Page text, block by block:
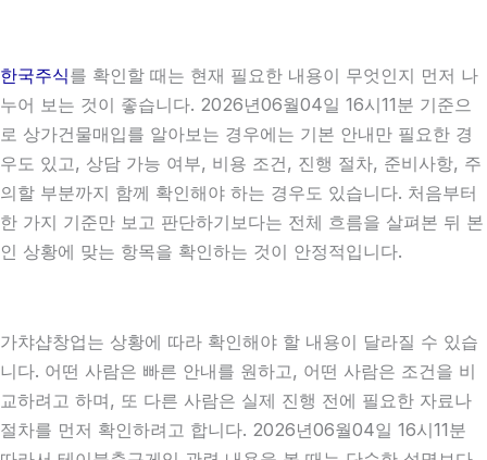
한국주식를 확인할 때는 현재 필요한 내용이 무엇인지 먼저 나
누어 보는 것이 좋습니다. 2026년06월04일 16시11분 기준으
로 상가건물매입를 알아보는 경우에는 기본 안내만 필요한 경
우도 있고, 상담 가능 여부, 비용 조건, 진행 절차, 준비사항, 주
의할 부분까지 함께 확인해야 하는 경우도 있습니다. 처음부터
한 가지 기준만 보고 판단하기보다는 전체 흐름을 살펴본 뒤 본
인 상황에 맞는 항목을 확인하는 것이 안정적입니다.
가챠샵창업는 상황에 따라 확인해야 할 내용이 달라질 수 있습
니다. 어떤 사람은 빠른 안내를 원하고, 어떤 사람은 조건을 비
교하려고 하며, 또 다른 사람은 실제 진행 전에 필요한 자료나
절차를 먼저 확인하려고 합니다. 2026년06월04일 16시11분